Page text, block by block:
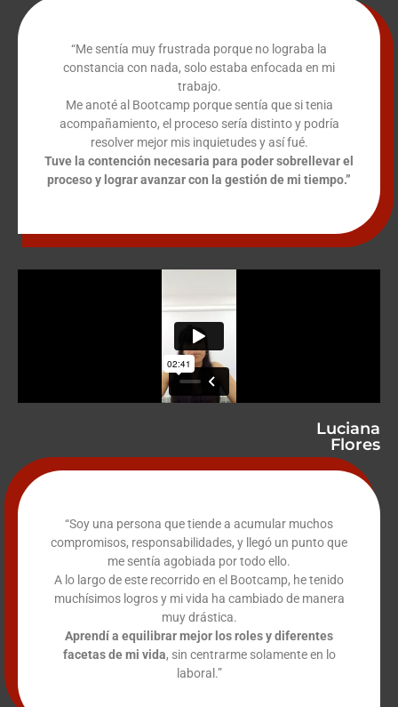
“Me sentía muy frustrada porque no lograba la
constancia con nada, solo estaba enfocada en mi
trabajo.
Me anoté al Bootcamp porque sentía que si tenia
acompañamiento, el proceso sería distinto y podría
resolver mejor mis inquietudes y así fué.
Tuve la contención necesaria para poder sobrellevar el
proceso y lograr avanzar con la gestión de mi tiempo.”
Luciana
Flores
“Soy una persona que tiende a acumular muchos
compromisos, responsabilidades, y llegó un punto que
me sentía agobiada por todo ello.
A lo largo de este recorrido en el Bootcamp, he tenido
muchísimos logros y mi vida ha cambiado de manera
muy drástica.
Aprendí a equilibrar mejor los roles y diferentes
facetas de mi vida, sin centrarme solamente en lo
laboral.”